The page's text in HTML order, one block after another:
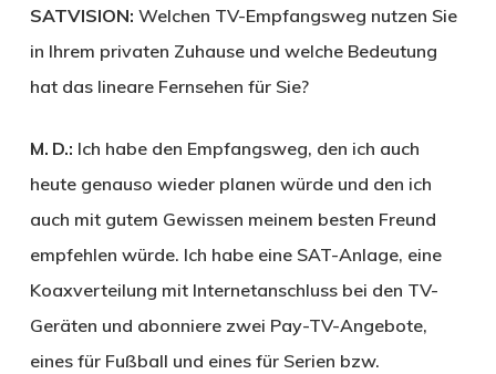
SATVISION: Welchen TV-Empfangsweg nutzen Sie
in Ihrem privaten Zuhause und welche Bedeutung
hat das lineare Fernsehen für Sie?
M. D.: Ich habe den Empfangsweg, den ich auch
heute genauso wieder planen würde und den ich
auch mit gutem Gewissen meinem besten Freund
empfehlen würde. Ich habe eine SAT-Anlage, eine
Koaxverteilung mit Internetanschluss bei den TV-
Geräten und abonniere zwei Pay-TV-Angebote,
eines für Fußball und eines für Serien bzw.